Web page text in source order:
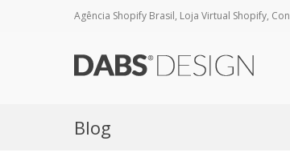
Agência Shopify Brasil, Loja Virtual Shopify,
Blog